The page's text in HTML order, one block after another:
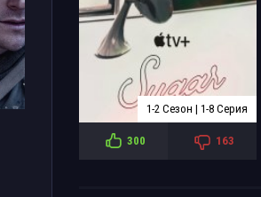
1-2 Сезон | 1-8 Серия
300 163